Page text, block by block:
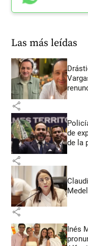
Las más leídas
share
de
de la
share
share
Inés